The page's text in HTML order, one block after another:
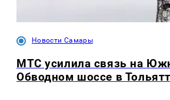
Новости Самары
МТС усилила связь на
Обводном шоссе в